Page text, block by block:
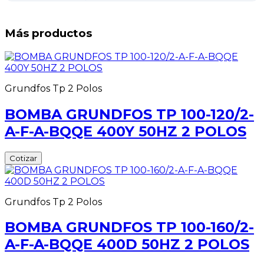
Más productos
Grundfos Tp 2 Polos
BOMBA GRUNDFOS TP 100-120/2-
A-F-A-BQQE 400Y 50HZ 2 POLOS
Cotizar
Grundfos Tp 2 Polos
BOMBA GRUNDFOS TP 100-160/2-
A-F-A-BQQE 400D 50HZ 2 POLOS